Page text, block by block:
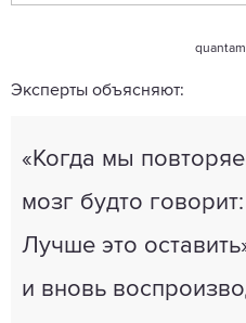
Эксперты объясняют:
«Когда мы
мозг будто
Лучше это
и вновь